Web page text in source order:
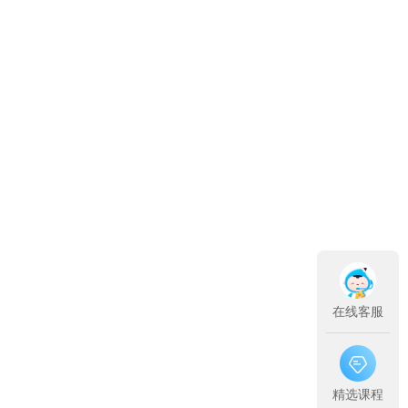
在线客服
精选课程